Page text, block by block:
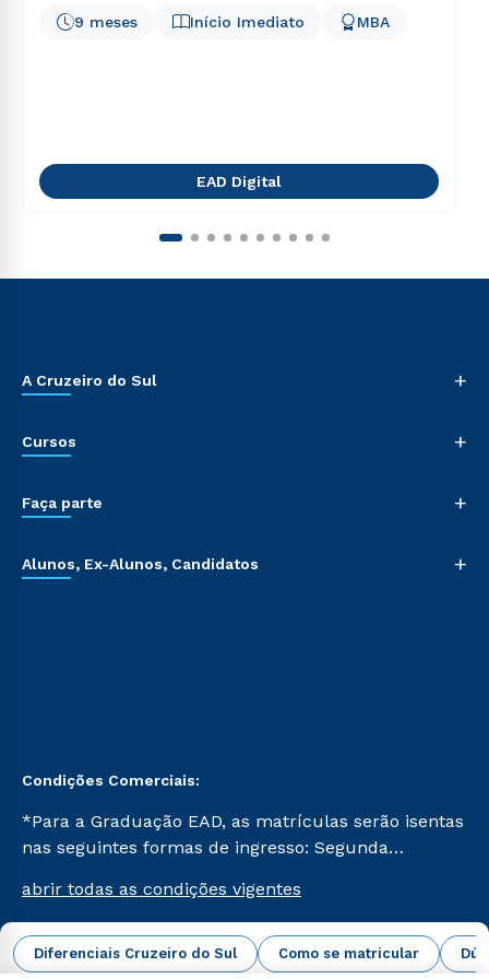
Diferenciais Cruzeiro do Sul Como se matricular
Início Imediato
9 meses MBA
EAD Digital
A Cruzeiro do Sul +
Cursos +
Faça parte +
Alunos, Ex-Alunos, Candidatos +
Condições Comerciais:
*Para a Graduação EAD, as matrículas serão isentas
nas seguintes formas de ingresso: Segunda
Já para as demais, a taxa de matrícula será de R$
49. *Para a Pós-graduação EAD, as ofertas
mencionadas são referentes aos cursos: Ensino
abrir todas as condições vigentes
Campus Virtual Cruzeiro do Sul Educacional © 2026 -